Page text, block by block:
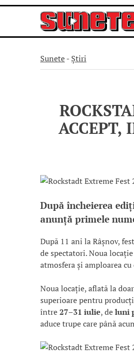
content
Sunete- Știri
ACCEPT,
După încheierea
anunță primele
După 11 ani la Râșnov,
de spectatori. Noua
atmosfera și amploarea
Noua locație, aflată la
superioare pentru
între27–31 iulie, deluni
aduce trupe care până